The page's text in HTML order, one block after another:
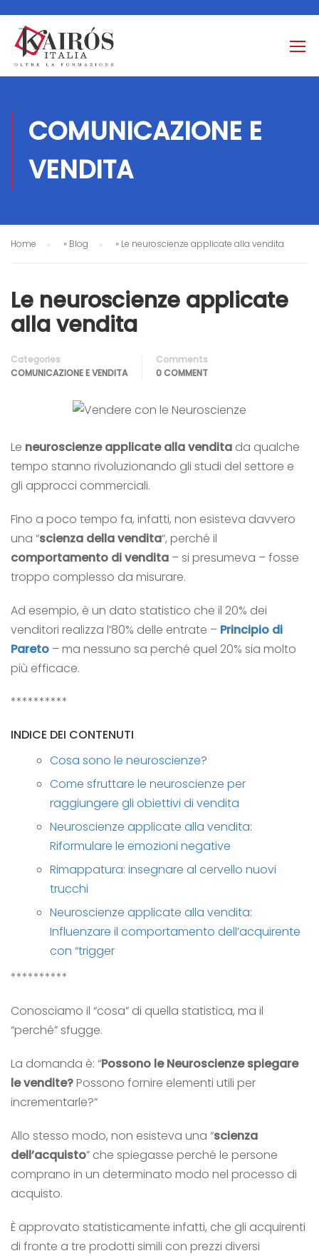
COMUNICAZIONE E
VENDITA
Home » Blog » Le neuroscienze applicate alla vendita
Le neuroscienze applicate
alla vendita
Categories
COMUNICAZIONE E VENDITA
Comments
0 COMMENT
Le neuroscienze applicate alla vendita da qualche
tempo stanno rivoluzionando gli studi del settore e
gli approcci commerciali.
Fino a poco tempo fa, infatti, non esisteva davvero
una “scienza della vendita“, perché il
comportamento di vendita – si presumeva – fosse
troppo complesso da misurare.
Ad esempio, è un dato statistico che il 20% dei
venditori realizza l’80% delle entrate – Principio di
Pareto – ma nessuno sa perché quel 20% sia molto
più efficace.
**********
INDICE DEI CONTENUTI
Cosa sono le neuroscienze?
Come sfruttare le neuroscienze per
raggiungere gli obiettivi di vendita
Neuroscienze applicate alla vendita:
Riformulare le emozioni negative
Rimappatura: insegnare al cervello nuovi
trucchi
Neuroscienze applicate alla vendita:
Influenzare il comportamento dell’acquirente
con “trigger
**********
Conosciamo il “cosa” di quella statistica, ma il
“perché” sfugge.
La domanda è: “Possono le Neuroscienze spiegare
le vendite?Possono fornire elementi utili per
incrementarle?”
Allo stesso modo, non esisteva una “scienza
dell’acquisto” che spiegasse perché le persone
comprano in un determinato modo nel processo di
acquisto.
È approvato statisticamente infatti, che gli acquirenti
di fronte a tre prodotti simili con prezzi diversi